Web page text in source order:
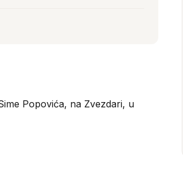
Popovića, na Zvezdari, u